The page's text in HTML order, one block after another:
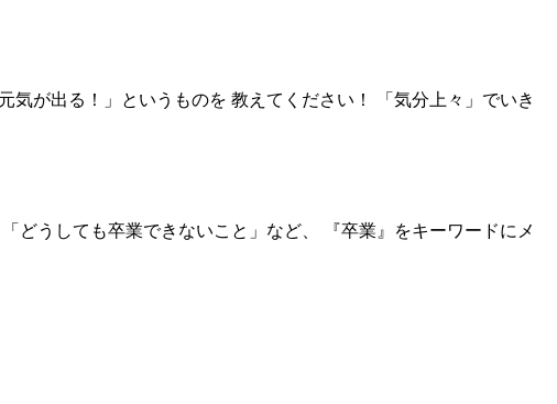
が出る！」というものを 教えてください！ 「気分上々」でいき
どうしても卒業できないこと」など、 『卒業』をキーワードにメ